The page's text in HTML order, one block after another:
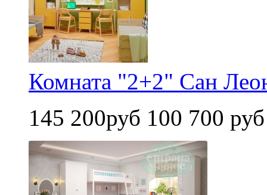
Комната "2+2" Сан
145 200руб 100 700 руб